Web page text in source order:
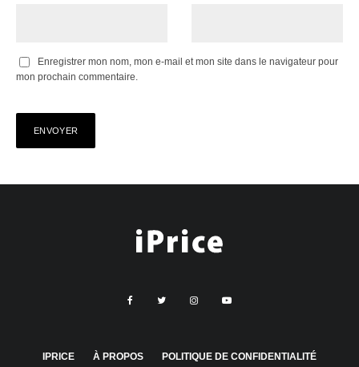
Enregistrer mon nom, mon e-mail et mon site dans le navigateur pour
mon prochain commentaire.
IPRICE À PROPOS POLITIQUE DE CONFIDENTIALITÉ